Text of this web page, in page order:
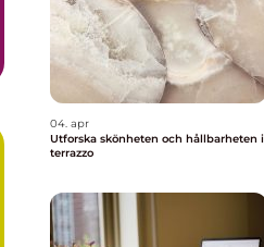
04. apr
Utforska skönheten och hållbarheten i
terrazzo